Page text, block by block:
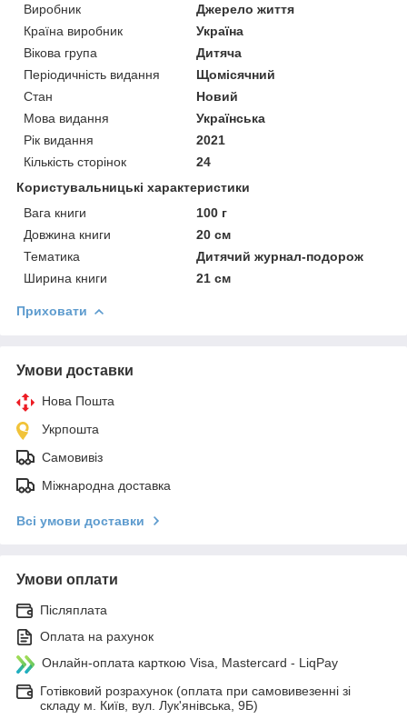
Виробник
Джерело життя
Країна виробник
Україна
Вікова група
Дитяча
Періодичність видання
Щомісячний
Стан
Новий
Мова видання
Українська
Рік видання
2021
Кількість сторінок
24
Користувальницькі характеристики
Вага книги
100 г
Довжина книги
20 см
Тематика
Дитячий журнал-подорож
Ширина книги
21 см
Приховати
Умови доставки
Нова Пошта
Укрпошта
Самовивіз
Міжнародна доставка
Всі умови доставки
Умови оплати
Післяплата
Оплата на рахунок
Онлайн-оплата карткою Visa, Mastercard - LiqPay
Готівковий розрахунок (оплата при самовивезенні зі
складу м. Київ, вул. Лук'янівська, 9Б)